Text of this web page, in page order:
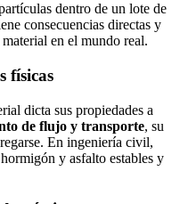
dentro de un lote de
consecuencias directas y
en el mundo real.
físicas
dicta sus propiedades a
de flujo y transporte, su
En ingeniería civil,
y asfalto estables y